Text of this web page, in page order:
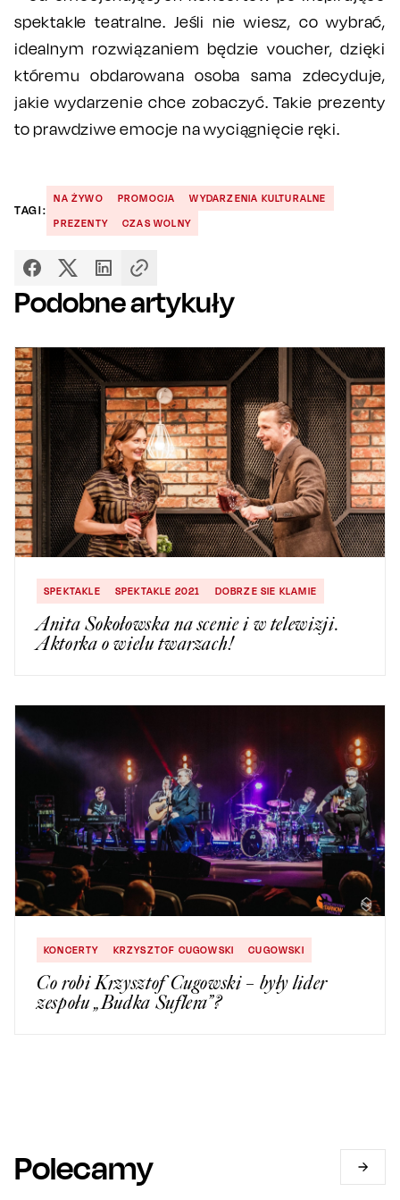
spektakle teatralne. Jeśli nie wiesz, co wybrać,
idealnym rozwiązaniem będzie voucher, dzięki
któremu obdarowana osoba sama zdecyduje,
jakie wydarzenie chce zobaczyć. Takie prezenty
to prawdziwe emocje na wyciągnięcie ręki.
TAGI:
NA ŻYWO PROMOCJA
WYDARZENIA KULTURALNE
PREZENTY
CZAS WOLNY
Podobne artykuły
SPEKTAKLE SPEKTAKLE 2021 DOBRZE SIE KLAMIE
Anita Sokołowska na scenie i w telewizji.
Aktorka o wielu twarzach!
KONCERTY KRZYSZTOF CUGOWSKI CUGOWSKI
Co robi Krzysztof Cugowski – były lider
zespołu „Budka Suflera”?
Polecamy